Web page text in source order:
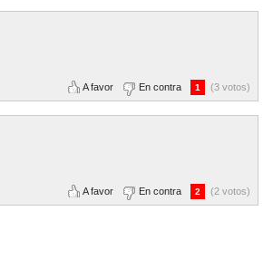
A favor En contra 1 (3 votos)
A favor En contra 2 (2 votos)